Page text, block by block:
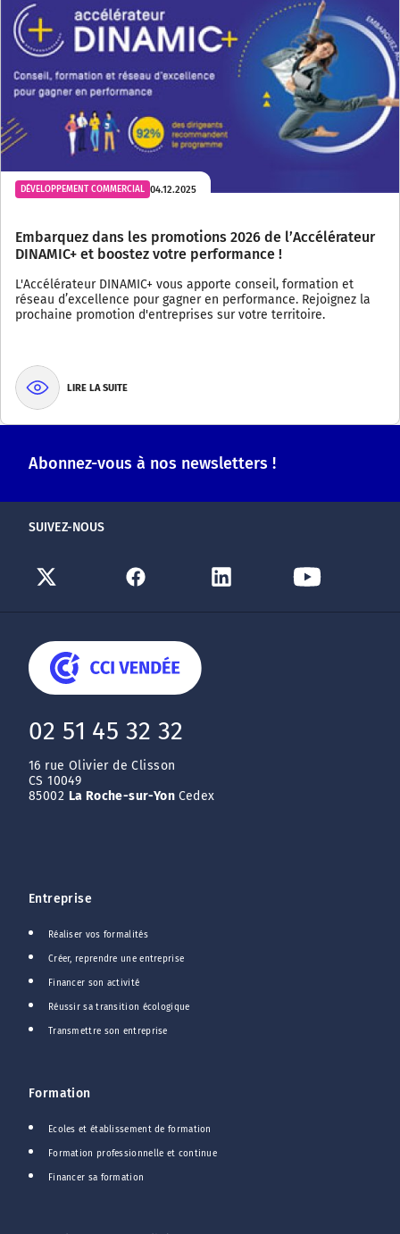
DÉVELOPPEMENT COMMERCIAL 04.12.2025
Embarquez dans les promotions 2026 de l’Accélérateur
DINAMIC+ et boostez votre performance !
L'Accélérateur DINAMIC+ vous apporte conseil, formation et
réseau d’excellence pour gagner en performance. Rejoignez la
prochaine promotion d'entreprises sur votre territoire.
LIRE LA SUITE
Abonnez-vous à nos newsletters !
SUIVEZ-NOUS
02 51 45 32 32
16 rue Olivier de Clisson
CS 10049
85002 La Roche-sur-Yon Cedex
Entreprise
Réaliser vos formalités
Créer, reprendre une entreprise
Financer son activité
Réussir sa transition écologique
Transmettre son entreprise
Formation
Ecoles et établissement de formation
Formation professionnelle et continue
Financer sa formation